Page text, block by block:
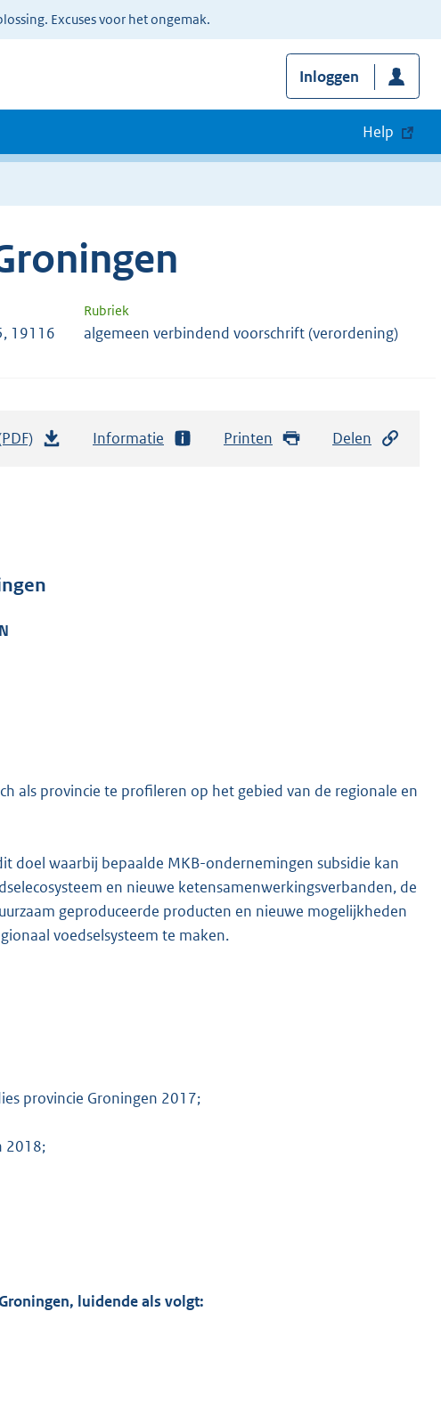
Excuses voor het ongemak.
Inloggen
Help
Rubriek
19116 algemeen verbindend voorschrift (verordening)
d
:
8
K
b
Informatie Printen Delen
als provincie te profileren op het gebied van de regionale en
doel waarbij bepaalde MKB-ondernemingen subsidie kan
en nieuwe ketensamenwerkingsverbanden, de
geproduceerde producten en nieuwe mogelijkheden
voedselsysteem te maken.
provincie Groningen 2017;
2018;
luidende als volgt: